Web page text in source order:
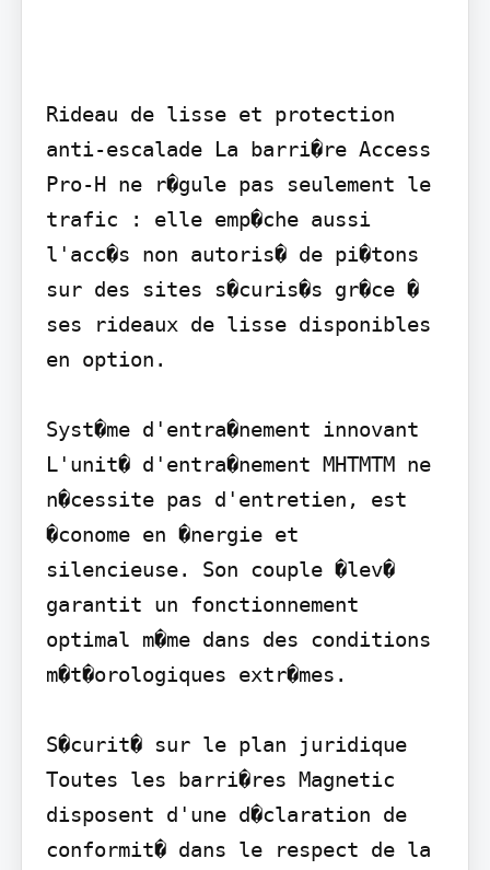
Rideau de lisse et protection
anti-escalade La barri�re Access
Pro-H ne r�gule pas seulement le
trafic : elle emp�che aussi
l'acc�s non autoris� de pi�tons
sur des sites s�curis�s gr�ce �
ses rideaux de lisse disponibles
en option.
Syst�me d'entra�nement innovant
L'unit� d'entra�nement MHTMTM ne
n�cessite pas d'entretien, est
�conome en �nergie et
silencieuse. Son couple �lev�
garantit un fonctionnement
optimal m�me dans des conditions
m�t�orologiques extr�mes.
S�curit� sur le plan juridique
Toutes les barri�res Magnetic
disposent d'une d�claration de
conformit� dans le respect de la